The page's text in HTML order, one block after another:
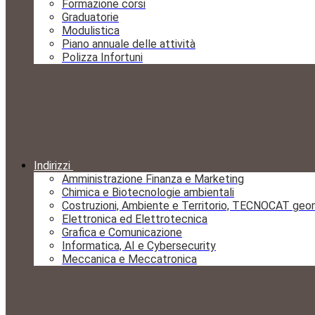
Formazione corsi
Graduatorie
Modulistica
Piano annuale delle attività
Polizza Infortuni
Indirizzi
Amministrazione Finanza e Marketing
Chimica e Biotecnologie ambientali
Costruzioni, Ambiente e Territorio, TECNOCAT
Elettronica ed Elettrotecnica
Grafica e Comunicazione
Informatica, AI e Cybersecurity
Meccanica e Meccatronica